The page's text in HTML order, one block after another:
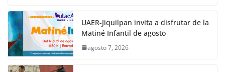
UAER-Jiquilpan invita a disfrutar de la
Matiné Infantil de agosto
agosto 7, 2026